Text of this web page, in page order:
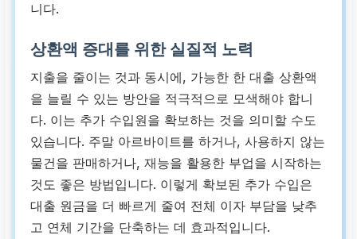
니다.
상환액 증대를 위한 실질적 노력
지출을 줄이는 것과 동시에, 가능한 한 대출 상환액
을 늘릴 수 있는 방안을 적극적으로 모색해야 합니
다. 이는 추가 수입원을 확보하는 것을 의미할 수도
있습니다. 주말 아르바이트를 하거나, 사용하지 않는
물건을 판매하거나, 재능을 활용한 부업을 시작하는
것도 좋은 방법입니다. 이렇게 확보된 추가 수입은
대출 원금을 더 빠르게 줄여 전체 이자 부담을 낮추
고 연체 기간을 단축하는 데 효과적입니다.